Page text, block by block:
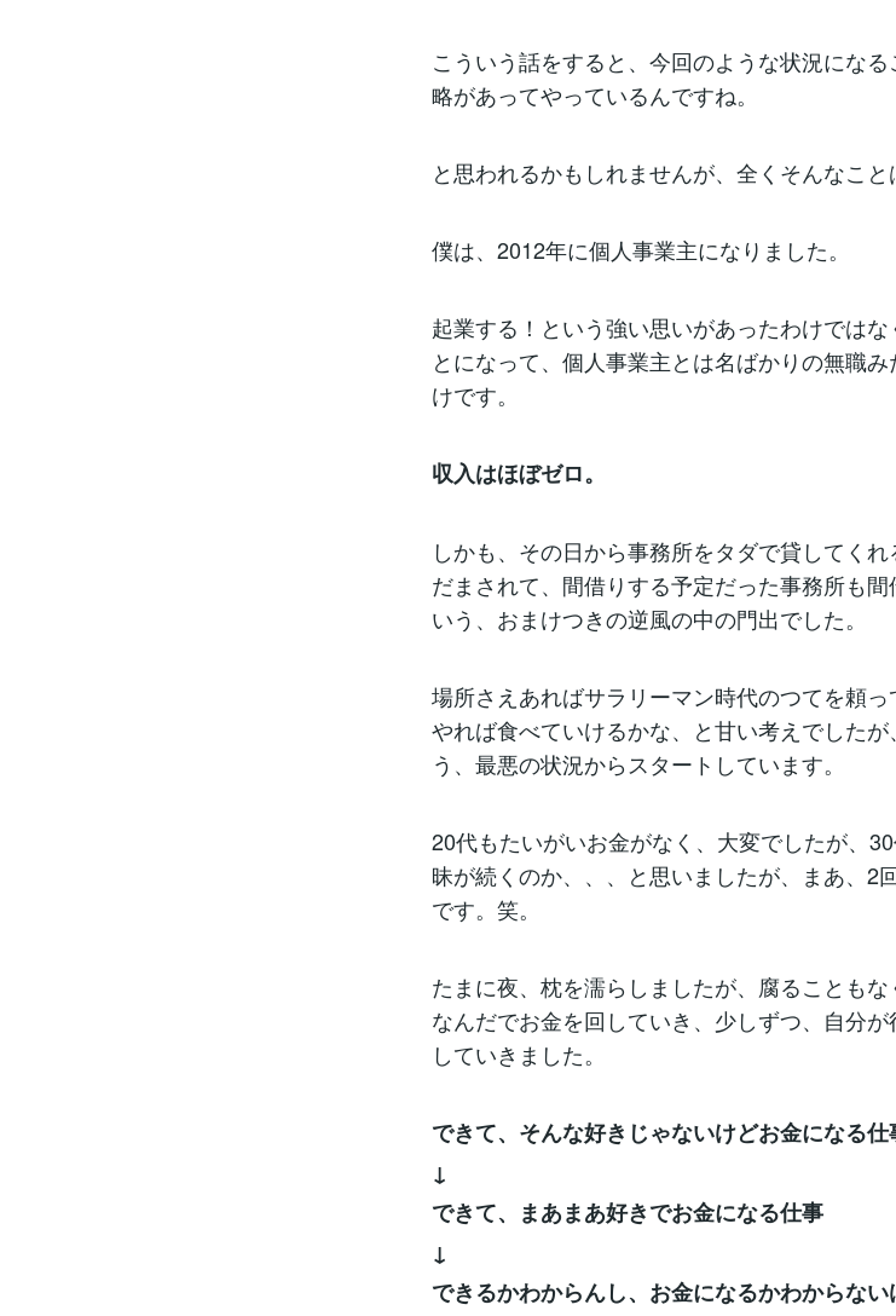
こういう話をすると、今回のような状況にな
略があってやっているんですね。
と思われるかもしれませんが、全くそんなこと
僕は、2012年に個人事業主になりました。
起業する！という強い思いがあったわけでは
とになって、個人事業主とは名ばかりの無職
けです。
収入はほぼゼロ。
しかも、その日から事務所をタダで貸してく
だまされて、間借りする予定だった事務所も
いう、おまけつきの逆風の中の門出でした。
場所さえあればサラリーマン時代のつてを頼
やれば食べていけるかな、と甘い考えでした
う、最悪の状況からスタートしています。
20代もたいがいお金がなく、大変でしたが、
昧が続くのか、、、と思いましたが、まあ、2
です。笑。
たまに夜、枕を濡らしましたが、腐ることも
なんだでお金を回していき、少しずつ、自分
していきました。
できて、そんな好きじゃないけどお金になる仕
↓
できて、まあまあ好きでお金になる仕事
↓
できるかわからんし、お金になるかわからな